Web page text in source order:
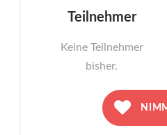
Teilnehmer
Keine Teilnehmer
bisher.